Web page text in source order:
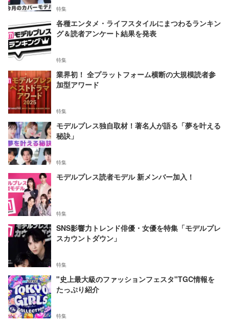
特集
各種エンタメ・ライフスタイルにまつわるランキン
グ＆読者アンケート結果を発表
特集
業界初！ 全プラットフォーム横断の大規模読者参
加型アワード
特集
モデルプレス独自取材！著名人が語る「夢を叶える
秘訣」
特集
モデルプレス読者モデル 新メンバー加入！
特集
SNS影響力トレンド俳優・女優を特集「モデルプレ
スカウントダウン」
特集
"史上最大級のファッションフェスタ"TGC情報を
たっぷり紹介
特集